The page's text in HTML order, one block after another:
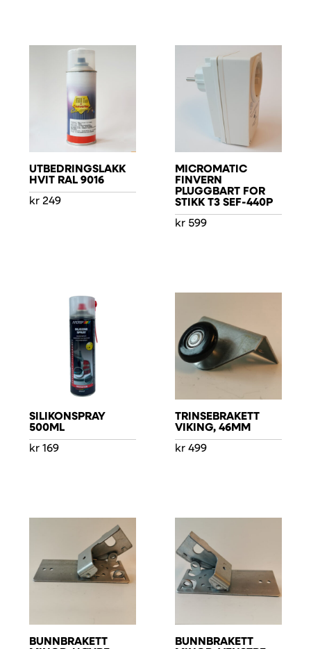
UTBEDRINGSLAKK
HVIT RAL 9016
kr 249
MICROMATIC
FINVERN
PLUGGBART FOR
STIKK T3 SEF-440P
kr 599
SILIKONSPRAY
500ML
kr 169
TRINSEBRAKETT
VIKING, 46MM
kr 499
BUNNBRAKETT
BUNNBRAKETT